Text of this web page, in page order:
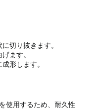
切り抜きます。
ます。
形します。
使用するため、耐久性